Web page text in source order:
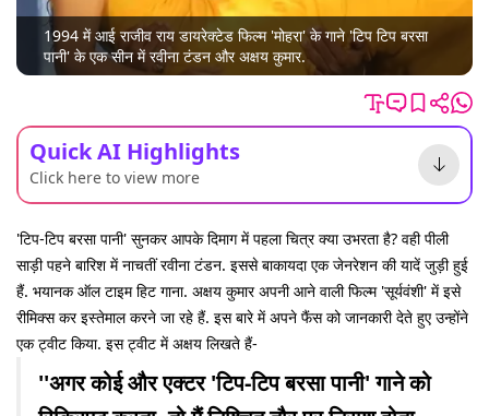
1994 में आई राजीव राय डायरेक्टेड फिल्म 'मोहरा' के गाने 'टिप टिप बरसा
पानी' के एक सीन में रवीना टंडन और अक्षय कुमार.
Quick AI Highlights
Click here to view more
'टिप-टिप बरसा पानी' सुनकर आपके दिमाग में पहला चित्र क्या उभरता है? वही पीली
साड़ी पहने बारिश में नाचतीं रवीना टंडन. इससे बाकायदा एक जेनरेशन की यादें जुड़ी हुई
हैं. भयानक ऑल टाइम हिट गाना. अक्षय कुमार अपनी आने वाली फिल्म 'सूर्यवंशी' में इसे
रीमिक्स कर इस्तेमाल करने जा रहे हैं. इस बारे में अपने फैंस को जानकारी देते हुए उन्होंने
एक ट्वीट किया. इस ट्वीट में अक्षय लिखते हैं-
''अगर कोई और एक्टर 'टिप-टिप बरसा पानी' गाने को